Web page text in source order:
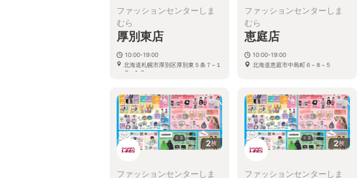
ファッションセンターしま
むら
厚別東店
10:00-19:00
北海道札幌市厚別区厚別東５条７−１
２−１０
ファッションセンターしま
むら
恵庭店
10:00-19:00
北海道恵庭市中島町６−８−５
2枚
ファッションセンターしま
2枚
ファッションセンターしま